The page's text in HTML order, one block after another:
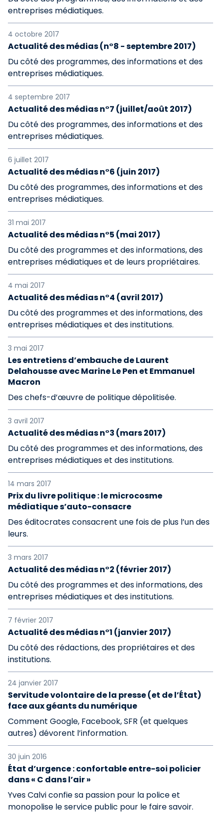
entreprises médiatiques.
4 octobre 2017
Actualité des médias (n°8 - septembre 2017)
Du côté des programmes, des informations et des
entreprises médiatiques.
4 septembre 2017
Actualité des médias n°7 (juillet/août 2017)
Du côté des programmes, des informations et des
entreprises médiatiques.
6 juillet 2017
Actualité des médias n°6 (juin 2017)
Du côté des programmes, des informations et des
entreprises médiatiques.
31 mai 2017
Actualité des médias n°5 (mai 2017)
Du côté des programmes et des informations, des
entreprises médiatiques et de leurs propriétaires.
4 mai 2017
Actualité des médias n°4 (avril 2017)
Du côté des programmes et des informations, des
entreprises médiatiques et des institutions.
3 mai 2017
Les entretiens d’embauche de Laurent
Delahousse avec Marine Le Pen et Emmanuel
Macron
Des chefs-d’œuvre de politique dépolitisée.
3 avril 2017
Actualité des médias n°3 (mars 2017)
Du côté des programmes et des informations, des
entreprises médiatiques et des institutions.
14 mars 2017
Prix du livre politique : le microcosme
médiatique s’auto-consacre
Des éditocrates consacrent une fois de plus l’un des
leurs.
3 mars 2017
Actualité des médias n°2 (février 2017)
Du côté des programmes et des informations, des
entreprises médiatiques et des institutions.
7 février 2017
Actualité des médias n°1 (janvier 2017)
Du côté des rédactions, des propriétaires et des
institutions.
24 janvier 2017
Servitude volontaire de la presse (et de l’État)
face aux géants du numérique
Comment Google, Facebook, SFR (et quelques
autres) dévorent l’information.
30 juin 2016
État d’urgence : confortable entre-soi policier
dans « C dans l’air »
Yves Calvi confie sa passion pour la police et
monopolise le service public pour le faire savoir.